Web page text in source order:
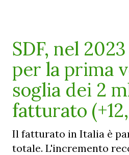
SDF, nel
per la prima
soglia dei 2
fatturato
Il fatturato in Italia è
totale. L'incremento